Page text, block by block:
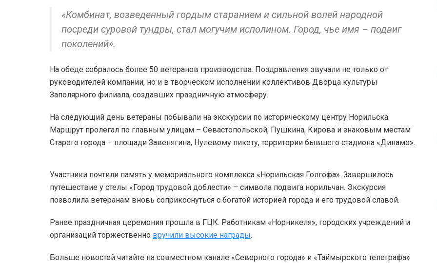
«Комбинат, возведенный гордым старанием и сильной волей народной
посреди суровой тундры, стал могучим исполином. Город, чье имя – подвиг
поколений».
На обеде собралось более 50 ветеранов производства. Поздравления звучали не только от
руководителей компании, но и в творческом исполнении коллективов Дворца культуры
Заполярного филиала, создавших праздничную атмосферу.
На следующий день ветераны побывали на экскурсии по историческому центру Норильска.
Маршрут пролегал по главным улицам – Севастопольской, Пушкина, Кирова и знаковым местам
Старого города – площади Завенягина, Нулевому пикету, территории бывшего стадиона «Динамо».
Участники почтили память у мемориального комплекса «Норильская Голгофа». Завершилось
путешествие у стелы «Город трудовой доблести» – символа подвига норильчан. Экскурсия
позволила ветеранам вновь соприкоснуться с богатой историей города и его трудовой славой.
Ранее праздничная церемония прошла в ГЦК. Работникам «Норникеля», городских учреждений и
организаций торжественно вручили высокие награды.
Больше новостей читайте на совместном канале «Северного города» и «Таймырского телеграфа»